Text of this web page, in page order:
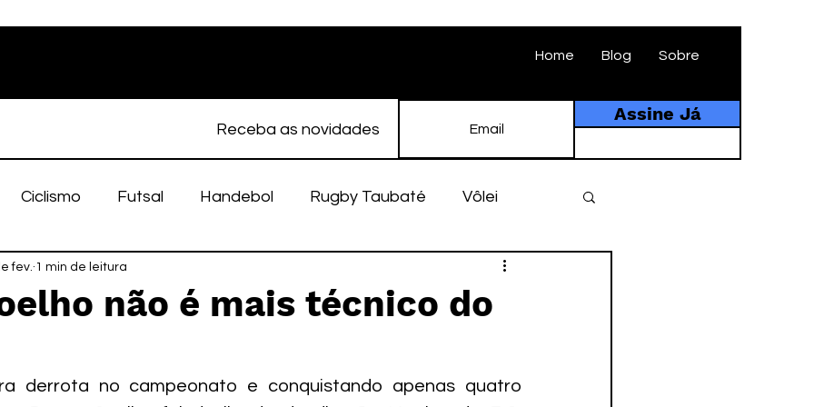
Home Blog Sobre
Receba as novidades
Assine Já
Ciclismo Futsal Handebol Rugby Taubaté Vôlei
Feminino História
não é mais técnico do
fev. 1 min de leitura
derrota no campeonato e conquistando apenas quatro